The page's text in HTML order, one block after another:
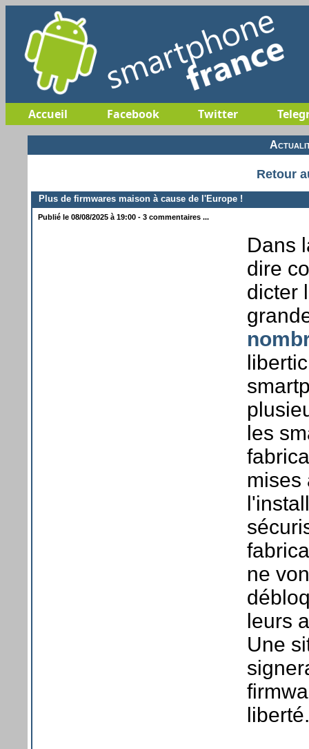
Accueil Facebook Twitter
Retour
Plus de firmwares maison à cause de l'Europe !
Publié le 08/08/2025 à 19:00 - 3 commentaires ...
Dans
dire
dicter
les
mises
ne
leurs
Une
liberté.